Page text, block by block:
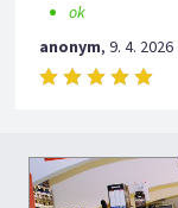
ok
anonym,9. 4. 2026